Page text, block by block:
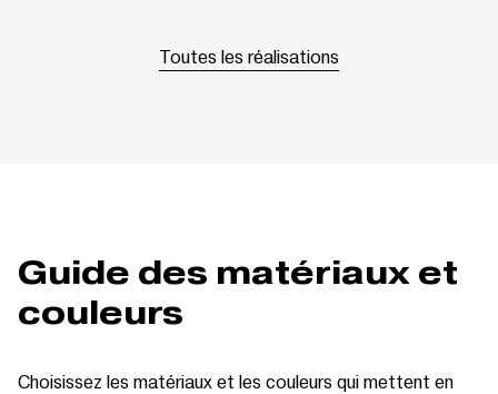
Toutes les réalisations
Guide des matériaux et
couleurs
Choisissez les matériaux et les couleurs qui mettent en